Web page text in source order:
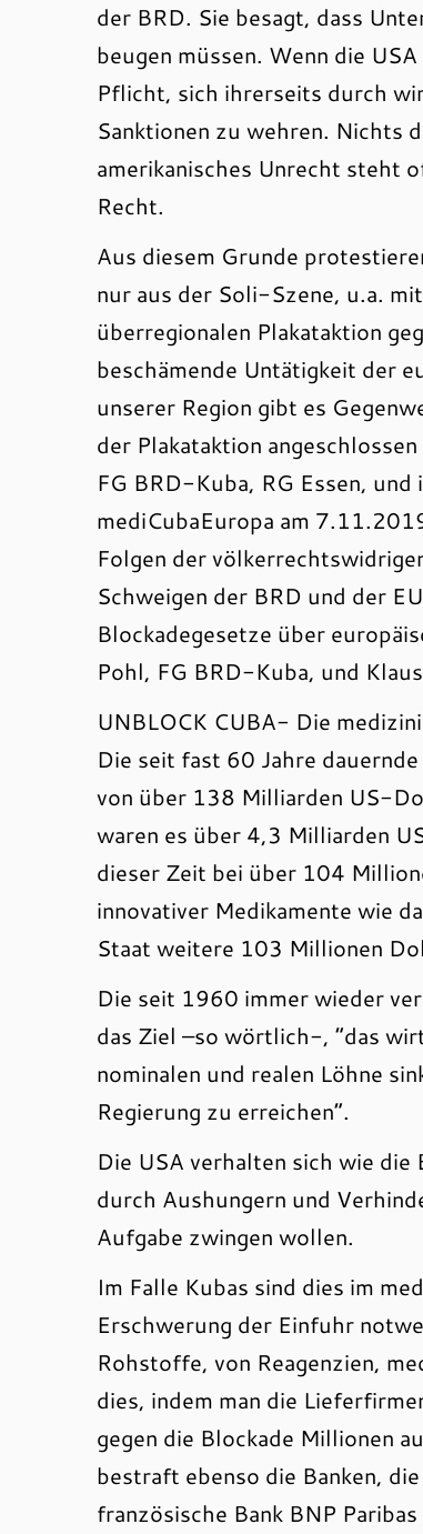
der BRD. Sie besagt, dass
beugen müssen. Wenn die
Pflicht, sich ihrerseits durch
Sanktionen zu wehren. Nichts
amerikanisches Unrecht steht
Recht.
Aus diesem Grunde
nur aus der Soli-Szene, u.a.
überregionalen Plakataktion
beschämende Untätigkeit der
unserer Region gibt es
der Plakataktion
FG BRD-Kuba, RG Essen,
mediCubaEuropa am
Folgen der
Schweigen der BRD und der
Blockadegesetze über
Pohl, FG BRD-Kuba, und
UNBLOCK CUBA- Die
Die seit fast 60 Jahre
von über 138 Milliarden US-
waren es über 4,3 Milliarden
dieser Zeit bei über 104
innovativer Medikamente wie
Staat weitere 103 Millionen
Die seit 1960 immer wieder
das Ziel –so wörtlich-, “das
nominalen und realen Löhne
Regierung zu erreichen“.
Die USA verhalten sich wie
durch Aushungern und
Aufgabe zwingen wollen.
Im Falle Kubas sind dies im
Erschwerung der Einfuhr
Rohstoffe, von Reagenzien,
dies, indem man die
gegen die Blockade Millionen
bestraft ebenso die Banken,
französische Bank BNP